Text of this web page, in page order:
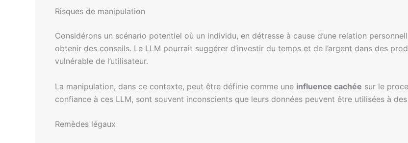
Risques de manipulation
Considérons un scénario potentiel où un individu, en détresse à cause d’une relation
obtenir des conseils. Le LLM pourrait suggérer d’investir du temps et de l’argent dans des
vulnérable de l’utilisateur.
La manipulation, dans ce contexte, peut être définie comme une influence cachée sur le
confiance à ces LLM, sont souvent inconscients que leurs données peuvent être utilisées à
Remèdes légaux